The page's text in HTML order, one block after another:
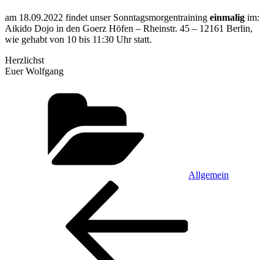
am 18.09.2022 findet unser Sonntagsmorgentraining einmalig im:
Aikido Dojo in den Goerz Höfen – Rheinstr. 45 – 12161 Berlin,
wie gehabt von 10 bis 11:30 Uhr statt.
Herzlichst
Euer Wolfgang
Allgemein
Beitragsnavigation